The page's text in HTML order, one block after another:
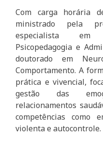
Com carga horária
ministrado pela
especialista em
Psicopedagogia e
doutorado em
Comportamento. A
prática e vivencial,
gestão das
relacionamentos
competências como
violenta e autocontrole.